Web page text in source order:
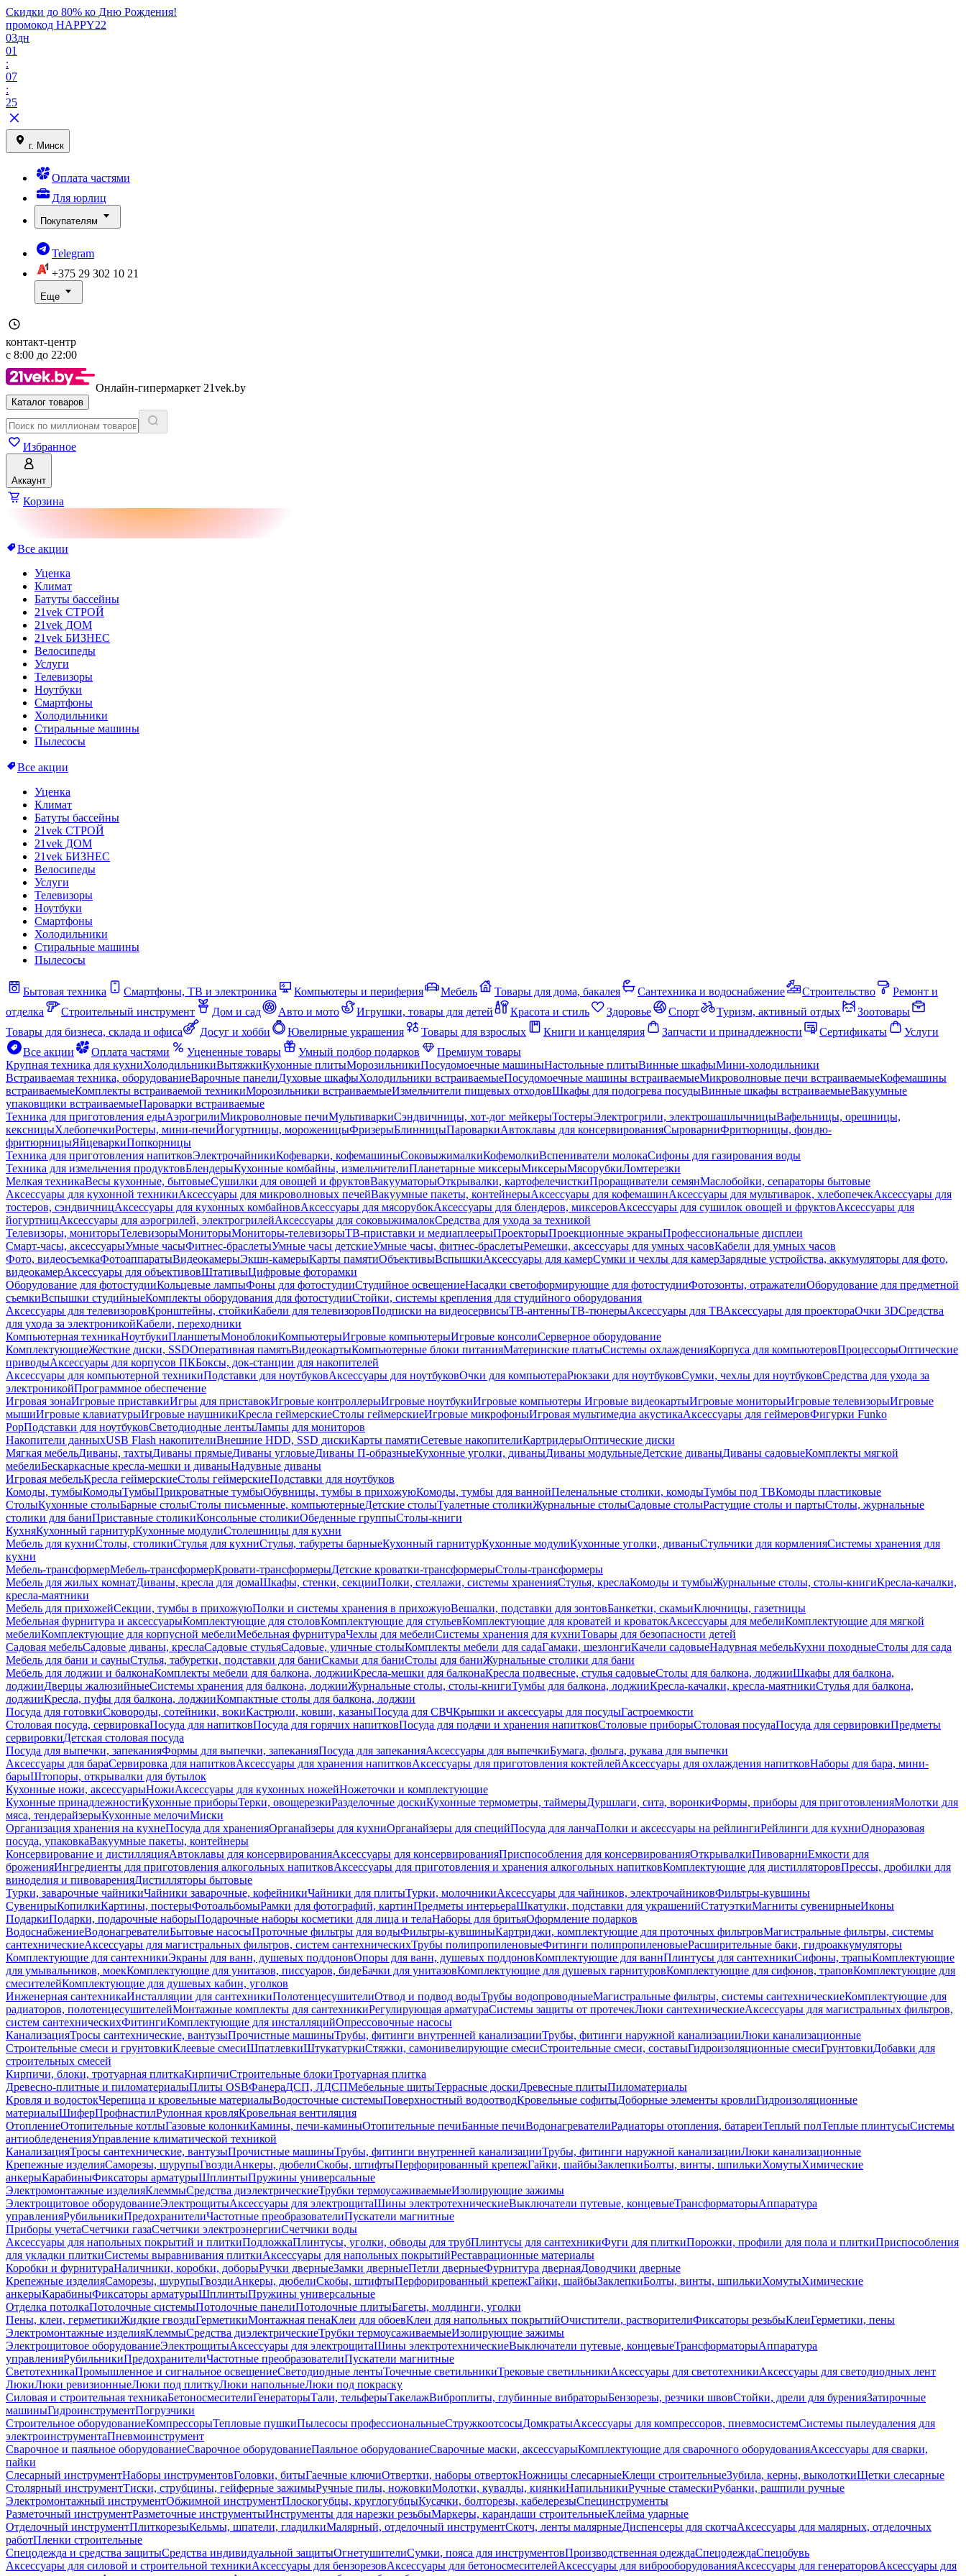
Скидки до 80% ко Дню Рождения!
промокод HAPPY22
03дн
01
:
07
:
25
г. Минск
Оплата частями
Для юрлиц
Покупателям
Telegram
+375 29 302 10 21
Еще
контакт-центр
с 8:00 до 22:00
Онлайн-гипермаркет 21vek.by
Каталог товаров
Избранное
Аккаунт
Корзина
Все акции
Уценка
Климат
Батуты бассейны
21vek СТРОЙ
21vek ДОМ
21vek БИЗНЕС
Велосипеды
Услуги
Телевизоры
Ноутбуки
Смартфоны
Холодильники
Стиральные машины
Пылесосы
Все акции
Уценка
Климат
Батуты бассейны
21vek СТРОЙ
21vek ДОМ
21vek БИЗНЕС
Велосипеды
Услуги
Телевизоры
Ноутбуки
Смартфоны
Холодильники
Стиральные машины
Пылесосы
Бытовая техника Смартфоны, ТВ и электроника Компьютеры и периферия Мебель Товары для дома, бакалея Сантехника и водоснабжение Строительство
Ремонт и
отделка
Строительный инструмент Дом и сад Авто и мото Игрушки, товары для детей Красота и стиль Здоровье Спорт Туризм, активный отдых
Зоотовары
Товары для бизнеса, склада и офиса
Досуг и хобби Ювелирные украшения Товары для взрослых Книги и канцелярия Запчасти и принадлежности Сертификаты
Услуги
Все акции
Оплата частями Уцененные товары Умный подбор подарков
Премиум товары
Крупная техника для кухниХолодильникиВытяжкиКухонные плитыМорозильникиПосудомоечные машиныНастольные плитыВинные шкафыМини-холодильники
Встраиваемая техника, оборудованиеВарочные панелиДуховые шкафыХолодильники встраиваемыеПосудомоечные машины встраиваемыеМикроволновые печи встраиваемыеКофемашины
встраиваемыеКомплекты встраиваемой техникиМорозильники встраиваемыеИзмельчители пищевых отходовШкафы для подогрева посудыВинные шкафы встраиваемыеВакуумные
упаковщики встраиваемыеПароварки встраиваемые
Техника для приготовления едыАэрогрилиМикроволновые печиМультиваркиСэндвичницы, хот-дог мейкерыТостерыЭлектрогрили, электрошашлычницыВафельницы, орешницы,
кексницыХлебопечкиРостеры, мини-печиЙогуртницы, мороженицыФризерыБлинницыПароваркиАвтоклавы для консервированияСыроварниФритюрницы, фондю-
фритюрницыЯйцеваркиПопкорницы
Техника для приготовления напитковЭлектрочайникиКофеварки, кофемашиныСоковыжималкиКофемолкиВспениватели молокаСифоны для газирования воды
Техника для измельчения продуктовБлендерыКухонные комбайны, измельчителиПланетарные миксерыМиксерыМясорубкиЛомтерезки
Мелкая техникаВесы кухонные, бытовыеСушилки для овощей и фруктовВакууматорыОткрывалки, картофелечисткиПроращиватели семянМаслобойки, сепараторы бытовые
Аксессуары для кухонной техникиАксессуары для микроволновых печейВакуумные пакеты, контейнерыАксессуары для кофемашинАксессуары для мультиварок, хлебопечекАксессуары для
тостеров, сэндвичницАксессуары для кухонных комбайновАксессуары для мясорубокАксессуары для блендеров, миксеровАксессуары для сушилок овощей и фруктовАксессуары для
йогуртницАксессуары для аэрогрилей, электрогрилейАксессуары для соковыжималокСредства для ухода за техникой
Телевизоры, мониторыТелевизорыМониторыМониторы-телевизорыТВ-приставки и медиаплеерыПроекторыПроекционные экраныПрофессиональные дисплеи
Смарт-часы, аксессуарыУмные часыФитнес-браслетыУмные часы детскиеУмные часы, фитнес-браслетыРемешки, аксессуары для умных часовКабели для умных часов
Фото, видеосъемкаФотоаппаратыВидеокамерыЭкшн-камерыКарты памятиОбъективыВспышкиАксессуары для камерСумки и чехлы для камерЗарядные устройства, аккумуляторы для фото,
видеокамерАксессуары для объективовШтативыЦифровые фоторамки
Оборудование для фотостудииКольцевые лампыФоны для фотостудииСтудийное освещениеНасадки светоформирующие для фотостудииФотозонты, отражателиОборудование для предметной
съемкиВспышки студийныеКомплекты оборудования для фотостудииСтойки, системы крепления для студийного оборудования
Аксессуары для телевизоровКронштейны, стойкиКабели для телевизоровПодписки на видеосервисыТВ-антенныТВ-тюнерыАксессуары для ТВАксессуары для проектораОчки 3DСредства
для ухода за электроникойКабели, переходники
Компьютерная техникаНоутбукиПланшетыМоноблокиКомпьютерыИгровые компьютерыИгровые консолиСерверное оборудование
КомплектующиеЖесткие диски, SSDОперативная памятьВидеокартыКомпьютерные блоки питанияМатеринские платыСистемы охлажденияКорпуса для компьютеровПроцессорыОптические
приводыАксессуары для корпусов ПКБоксы, док-станции для накопителей
Аксессуары для компьютерной техникиПодставки для ноутбуковАксессуары для ноутбуковОчки для компьютераРюкзаки для ноутбуковСумки, чехлы для ноутбуковСредства для ухода за
электроникойПрограммное обеспечение
Игровая зонаИгровые приставкиИгры для приставокИгровые контроллерыИгровые ноутбукиИгровые компьютеры Игровые видеокартыИгровые мониторыИгровые телевизорыИгровые
мышиИгровые клавиатурыИгровые наушникиКресла геймерскиеСтолы геймерскиеИгровые микрофоныИгровая мультимедиа акустикаАксессуары для геймеровФигурки Funko
PopПодставки для ноутбуковСветодиодные лентыЛампы для мониторов
Накопители данныхUSB Flash накопителиВнешние HDD, SSD дискиКарты памятиСетевые накопителиКартридерыОптические диски
Мягкая мебельДиваны, тахтыДиваны прямыеДиваны угловыеДиваны П-образныеКухонные уголки, диваныДиваны модульныеДетские диваныДиваны садовыеКомплекты мягкой
мебелиБескаркасные кресла-мешки и диваныНадувные диваны
Игровая мебельКресла геймерскиеСтолы геймерскиеПодставки для ноутбуков
Комоды, тумбыКомодыТумбыПрикроватные тумбыОбувницы, тумбы в прихожуюКомоды, тумбы для ваннойПеленальные столики, комодыТумбы под ТВКомоды пластиковые
СтолыКухонные столыБарные столыСтолы письменные, компьютерныеДетские столыТуалетные столикиЖурнальные столыСадовые столыРастущие столы и партыСтолы, журнальные
столики для баниПриставные столикиКонсольные столикиОбеденные группыСтолы-книги
КухняКухонный гарнитурКухонные модулиСтолешницы для кухни
Мебель для кухниСтолы, столикиСтулья для кухниСтулья, табуреты барныеКухонный гарнитурКухонные модулиКухонные уголки, диваныСтульчики для кормленияСистемы хранения для
кухни
Мебель-трансформерМебель-трансформерКровати-трансформерыДетские кроватки-трансформерыСтолы-трансформеры
Мебель для жилых комнатДиваны, кресла для домаШкафы, стенки, секцииПолки, стеллажи, системы храненияСтулья, креслаКомоды и тумбыЖурнальные столы, столы-книгиКресла-качалки,
кресла-маятники
Мебель для прихожейСекции, тумбы в прихожуюПолки и системы хранения в прихожуюВешалки, подставки для зонтовБанкетки, скамьиКлючницы, газетницы
Мебельная фурнитура и аксессуарыКомплектующие для столовКомплектующие для стульевКомплектующие для кроватей и кроватокАксессуары для мебелиКомплектующие для мягкой
мебелиКомплектующие для корпусной мебелиМебельная фурнитураЧехлы для мебелиСистемы хранения для кухниТовары для безопасности детей
Садовая мебельСадовые диваны, креслаСадовые стульяСадовые, уличные столыКомплекты мебели для садаГамаки, шезлонгиКачели садовыеНадувная мебельКухни походныеСтолы для сада
Мебель для бани и сауныСтулья, табуретки, подставки для баниСкамьи для баниСтолы для баниЖурнальные столики для бани
Мебель для лоджии и балконаКомплекты мебели для балкона, лоджииКресла-мешки для балконаКресла подвесные, стулья садовыеСтолы для балкона, лоджииШкафы для балкона,
лоджииДверцы жалюзийныеСистемы хранения для балкона, лоджииЖурнальные столы, столы-книгиТумбы для балкона, лоджииКресла-качалки, кресла-маятникиСтулья для балкона,
лоджииКресла, пуфы для балкона, лоджииКомпактные столы для балкона, лоджии
Посуда для готовкиСковороды, сотейники, вокиКастрюли, ковши, казаныПосуда для СВЧКрышки и аксессуары для посудыГастроемкости
Столовая посуда, сервировкаПосуда для напитковПосуда для горячих напитковПосуда для подачи и хранения напитковСтоловые приборыСтоловая посудаПосуда для сервировкиПредметы
сервировкиДетская столовая посуда
Посуда для выпечки, запеканияФормы для выпечки, запеканияПосуда для запеканияАксессуары для выпечкиБумага, фольга, рукава для выпечки
Аксессуары для бараСервировка для напитковАксессуары для хранения напитковАксессуары для приготовления коктейлейАксессуары для охлаждения напитковНаборы для бара, мини-
барыШтопоры, открывалки для бутылок
Кухонные ножи, аксессуарыНожиАксессуары для кухонных ножейНожеточки и комплектующие
Кухонные принадлежностиКухонные приборыТерки, овощерезкиРазделочные доскиКухонные термометры, таймерыДуршлаги, сита, воронкиФормы, приборы для приготовленияМолотки для
мяса, тендерайзерыКухонные мелочиМиски
Организация хранения на кухнеПосуда для храненияОрганайзеры для кухниОрганайзеры для специйПосуда для ланчаПолки и аксессуары на рейлингиРейлинги для кухниОдноразовая
посуда, упаковкаВакуумные пакеты, контейнеры
Консервирование и дистилляцияАвтоклавы для консервированияАксессуары для консервированияПриспособления для консервированияОткрывалкиПивоварниЕмкости для
броженияИнгредиенты для приготовления алкогольных напитковАксессуары для приготовления и хранения алкогольных напитковКомплектующие для дистилляторовПрессы, дробилки для
виноделия и пивоваренияДистилляторы бытовые
Турки, заварочные чайникиЧайники заварочные, кофейникиЧайники для плитыТурки, молочникиАксессуары для чайников, электрочайниковФильтры-кувшины
СувенирыКопилкиКартины, постерыФотоальбомыРамки для фотографий, картинПредметы интерьераШкатулки, подставки для украшенийСтатуэткиМагниты сувенирныеИконы
ПодаркиПодарки, подарочные наборыПодарочные наборы косметики для лица и телаНаборы для бритьяОформление подарков
ВодоснабжениеВодонагревателиБытовые насосыПроточные фильтры для водыФильтры-кувшиныКартриджи, комплектующие для проточных фильтровМагистральные фильтры, системы
сантехническиеАксессуары для магистральных фильтров, систем сантехническихТрубы полипропиленовыеФитинги полипропиленовыеРасширительные баки, гидроаккумуляторы
Комплектующие для сантехникиЭкраны для ванн, душевых поддоновОпоры для ванн, душевых поддоновКомплектующие для ваннПлинтусы для сантехникиСифоны, трапыКомплектующие
для умывальников, моекКомплектующие для унитазов, писсуаров, бидеБачки для унитазовКомплектующие для душевых гарнитуровКомплектующие для сифонов, траповКомплектующие для
смесителейКомплектующие для душевых кабин, уголков
Инженерная сантехникаИнсталляции для сантехникиПолотенцесушителиОтвод и подвод водыТрубы водопроводныеМагистральные фильтры, системы сантехническиеКомплектующие для
радиаторов, полотенцесушителейМонтажные комплекты для сантехникиРегулирующая арматураСистемы защиты от протечекЛюки сантехническиеАксессуары для магистральных фильтров,
систем сантехническихФитингиКомплектующие для инсталляцийОпрессовочные насосы
КанализацияТросы сантехнические, вантузыПрочистные машиныТрубы, фитинги внутренней канализацииТрубы, фитинги наружной канализацииЛюки канализационные
Строительные смеси и грунтовкиКлеевые смесиШпатлевкиШтукатуркиСтяжки, самонивелирующие смесиСтроительные смеси, составыГидроизоляционные смесиГрунтовкиДобавки для
строительных смесей
Кирпичи, блоки, тротуарная плиткаКирпичиСтроительные блокиТротуарная плитка
Древесно-плитные и пиломатериалыПлиты OSBФанераДСП, ЛДСПМебельные щитыТеррасные доскиДревесные плитыПиломатериалы
Кровля и водостокЧерепица и кровельные материалыВодосточные системыПоверхностный водоотводКровельные софитыДоборные элементы кровлиГидроизоляционные
материалыШиферПрофнастилРулонная кровляКровельная вентиляция
ОтоплениеОтопительные котлыГазовые колонкиКамины, печи-каминыОтопительные печиБанные печиВодонагревателиРадиаторы отопления, батареиТеплый полТеплые плинтусыСистемы
антиобледененияУправление климатической техникой
КанализацияТросы сантехнические, вантузыПрочистные машиныТрубы, фитинги внутренней канализацииТрубы, фитинги наружной канализацииЛюки канализационные
Крепежные изделияСаморезы, шурупыГвоздиАнкеры, дюбелиСкобы, штифтыПерфорированный крепежГайки, шайбыЗаклепкиБолты, винты, шпилькиХомутыХимические
анкерыКарабиныФиксаторы арматурыШплинтыПружины универсальные
Электромонтажные изделияКлеммыСредства диэлектрическиеТрубки термоусаживаемыеИзолирующие зажимы
Электрощитовое оборудованиеЭлектрощитыАксессуары для электрощитаШины электротехническиеВыключатели путевые, концевыеТрансформаторыАппаратура
управленияРубильникиПредохранителиЧастотные преобразователиПускатели магнитные
Приборы учетаСчетчики газаСчетчики электроэнергииСчетчики воды
Аксессуары для напольных покрытий и плиткиПодложкаПлинтусы, уголки, обводы для трубПлинтусы для сантехникиФуги для плиткиПорожки, профили для пола и плиткиПриспособления
для укладки плиткиСистемы выравнивания плиткиАксессуары для напольных покрытийРеставрационные материалы
Коробки и фурнитураНаличники, коробки, доборыРучки дверныеЗамки дверныеПетли дверныеФурнитура двернаяДоводчики дверные
Крепежные изделияСаморезы, шурупыГвоздиАнкеры, дюбелиСкобы, штифтыПерфорированный крепежГайки, шайбыЗаклепкиБолты, винты, шпилькиХомутыХимические
анкерыКарабиныФиксаторы арматурыШплинтыПружины универсальные
Отделка потолкаПотолочные системыПотолочные панелиПотолочные плитыБагеты, молдинги, уголки
Пены, клеи, герметикиЖидкие гвоздиГерметикиМонтажная пенаКлеи для обоевКлеи для напольных покрытийОчистители, растворителиФиксаторы резьбыКлеиГерметики, пены
Электромонтажные изделияКлеммыСредства диэлектрическиеТрубки термоусаживаемыеИзолирующие зажимы
Электрощитовое оборудованиеЭлектрощитыАксессуары для электрощитаШины электротехническиеВыключатели путевые, концевыеТрансформаторыАппаратура
управленияРубильникиПредохранителиЧастотные преобразователиПускатели магнитные
СветотехникаПромышленное и сигнальное освещениеСветодиодные лентыТочечные светильникиТрековые светильникиАксессуары для светотехникиАксессуары для светодиодных лент
ЛюкиЛюки ревизионныеЛюки под плиткуЛюки напольныеЛюки под покраску
Силовая и строительная техникаБетоносмесителиГенераторыТали, тельферыТакелажВиброплиты, глубинные вибраторыБензорезы, резчики швовСтойки, дрели для буренияЗатирочные
машиныГидроинструментПогрузчики
Строительное оборудованиеКомпрессорыТепловые пушкиПылесосы профессиональныеСтружкоотсосыДомкратыАксессуары для компрессоров, пневмосистемСистемы пылеудаления для
электроинструментаПневмоинструмент
Сварочное и паяльное оборудованиеСварочное оборудованиеПаяльное оборудованиеСварочные маски, аксессуарыКомплектующие для сварочного оборудованияАксессуары для сварки,
пайки
Слесарный инструментНаборы инструментовГоловки, битыГаечные ключиОтвертки, наборы отвертокНожницы слесарныеКлещи строительныеЗубила, керны, выколоткиЩетки слесарные
Столярный инструментТиски, струбцины, гейферные зажимыРучные пилы, ножовкиМолотки, кувалды, киянкиНапильникиРучные стамескиРубанки, рашпили ручные
Электромонтажный инструментОбжимной инструментПлоскогубцы, круглогубцыКусачки, болторезы, кабелерезыСпецинструменты
Разметочный инструментРазметочные инструментыИнструменты для нарезки резьбыМаркеры, карандаши строительныеКлейма ударные
Отделочный инструментПлиткорезыКельмы, шпатели, гладилкиМалярный, отделочный инструментСкотч, ленты малярныеДиспенсеры для скотчаАксессуары для малярных, отделочных
работПленки строительные
Спецодежда и средства защитыСредства индивидуальной защитыОгнетушителиСумки, пояса для инструментовПроизводственная одеждаСпецодеждаСпецобувь
Аксессуары для силовой и строительной техникиАксессуары для бензорезовАксессуары для бетоносмесителейАксессуары для виброоборудованияАксессуары для генераторовАксессуары для